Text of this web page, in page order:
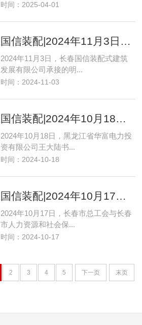
时间：2025-04-01
国信装配|2024年11月3日装配式公司承接明阳集团华电分散式榆树风电项目吊装完成
2024年11月3日，长春国信装配式建筑
发展有限公司承接的明...
时间：2024-11-03
国信装配|2024年10月18日华富电力公司董事长视察调研
2024年10月18日，黑龙江省华富电力投
资有限公司王大陆书...
时间：2024-10-18
国信装配|2024年10月17日受邀参加2024年职工技能大赛建材制品行业技能竞赛
2024年10月17日，长春市总工会与长春
市人力资源和社会保...
时间：2024-10-17
2 3 4 5 下一页 末页